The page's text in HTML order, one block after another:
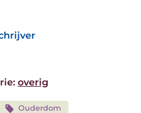
overig
Ouderdom